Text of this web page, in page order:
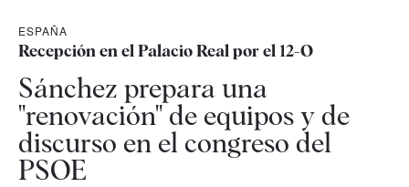
ESPAÑA
Recepción en el Palacio Real por el 12-O
Sánchez prepara una
"renovación" de equipos y de
discurso en el congreso del
PSOE